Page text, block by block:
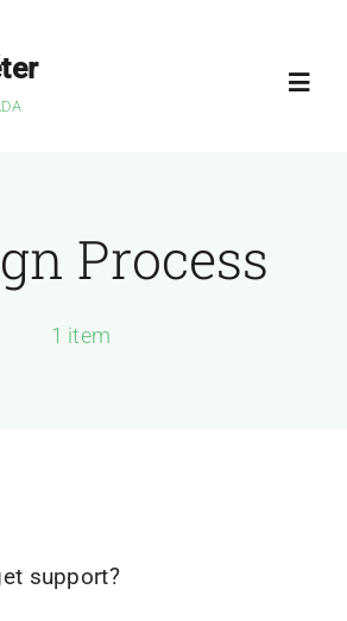
Process
1 item
support?